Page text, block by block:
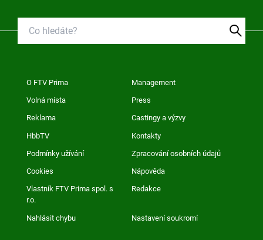
O FTV Prima Management
Volná místa Press
Reklama Castingy a výzvy
HbbTV Kontakty
Podmínky užívání Zpracování osobních údajů
Cookies Nápověda
Vlastník FTV Prima spol. s
r.o.
Redakce
Nahlásit chybu Nastavení soukromí